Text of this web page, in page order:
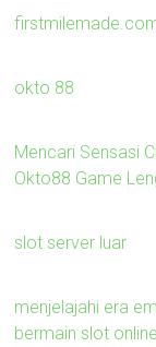
okto 88
Mencari Sensasi
Okto88 Game
slot server luar
menjelajahi era
bermain slot online